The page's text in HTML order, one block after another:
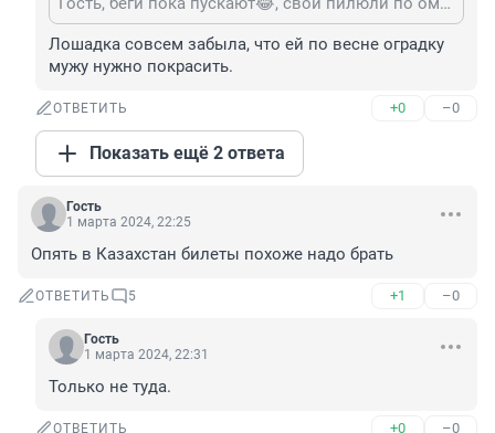
Лошадка совсем забыла, что ей по весне оградку
мужу нужно покрасить.
ОТВЕТИТЬ +0 –0
Показать ещё 2 ответа
Гость
1 марта 2024, 22:25
Опять в Казахстан билеты похоже надо брать
ОТВЕТИТЬ 5 +1 –0
Гость
1 марта 2024, 22:31
Только не туда.
ОТВЕТИТЬ +0 –0